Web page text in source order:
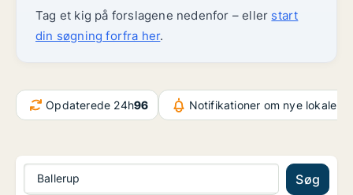
Tag et kig på forslagene nedenfor – eller start
din søgning forfra her.
Opdaterede 24h96 Notifikationer om nye lokaler
Ballerup Søg